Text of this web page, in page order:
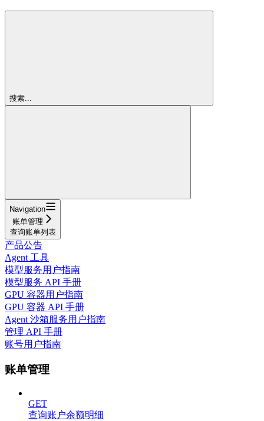
搜索...
Navigation
账单管理
查询账单列表
产品公告
Agent 工具
模型服务用户指南
模型服务 API 手册
GPU 容器用户指南
GPU 容器 API 手册
Agent 沙箱服务用户指南
管理 API 手册
账号用户指南
账单管理
GET
查询账户余额明细